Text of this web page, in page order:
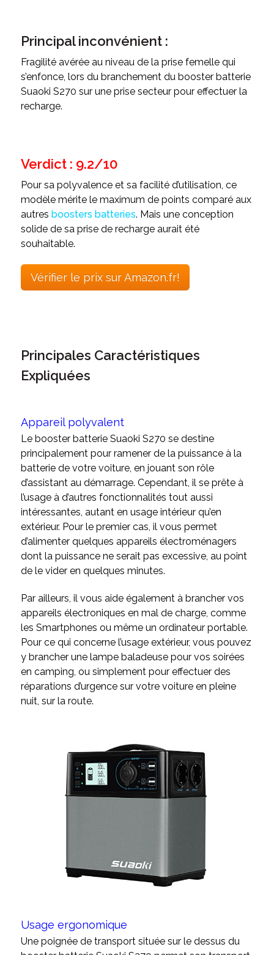
Principal inconvénient :
Fragilité avérée au niveau de la prise femelle qui
s’enfonce, lors du branchement du booster batterie
Suaoki S270 sur une prise secteur pour effectuer la
recharge.
Verdict : 9.2/10
Pour sa polyvalence et sa facilité d’utilisation, ce
modèle mérite le maximum de points comparé aux
autres boosters batteries. Mais une conception
solide de sa prise de recharge aurait été
souhaitable.
Vérifier le prix sur Amazon.fr!
Principales Caractéristiques
Expliquées
Appareil polyvalent
Le booster batterie Suaoki S270 se destine
principalement pour ramener de la puissance à la
batterie de votre voiture, en jouant son rôle
d’assistant au démarrage. Cependant, il se prête à
l’usage à d’autres fonctionnalités tout aussi
intéressantes, autant en usage intérieur qu’en
extérieur. Pour le premier cas, il vous permet
d’alimenter quelques appareils électroménagers
dont la puissance ne serait pas excessive, au point
de le vider en quelques minutes.
Par ailleurs, il vous aide également à brancher vos
appareils électroniques en mal de charge, comme
les Smartphones ou même un ordinateur portable.
Pour ce qui concerne l’usage extérieur, vous pouvez
y brancher une lampe baladeuse pour vos soirées
en camping, ou simplement pour effectuer des
réparations d’urgence sur votre voiture en pleine
nuit, sur la route.
Usage ergonomique
Une poignée de transport située sur le dessus du